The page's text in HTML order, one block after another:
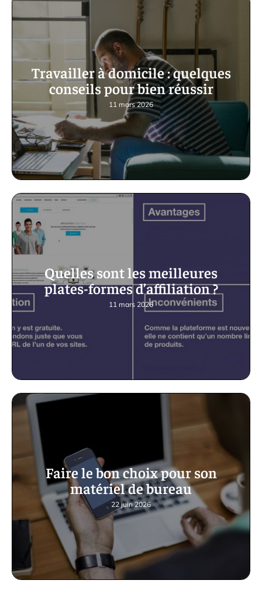
Travailler à domicile : quelques
conseils pour bien réussir
11 mars 2026
Quelles sont les meilleures
plates-formes d’affiliation ?
11 mars 2026
Faire le bon choix pour son
matériel de bureau
22 juin 2026